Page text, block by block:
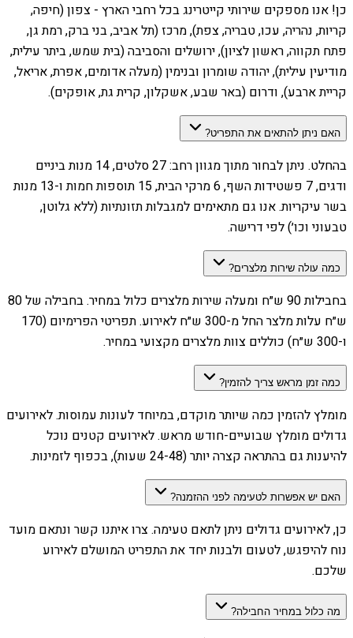
כן! אנו מספקים שירותי קייטרינג בכל רחבי הארץ - צפון (חיפה,
קריות, נהריה, עכו, טבריה, צפת), מרכז (תל אביב, בני ברק, רמת גן,
פתח תקווה, ראשון לציון), ירושלים והסביבה (בית שמש, ביתר עילית,
מודיעין עילית), יהודה שומרון ובנימין (מעלה אדומים, אפרת, אריאל,
קריית ארבע), ודרום (באר שבע, אשקלון, קרית גת, אופקים).
האם ניתן להתאים את התפריט?
בהחלט. ניתן לבחור מתוך מגוון רחב: 27 סלטים, 14 מנות ביניים
ודגים, 7 פשטידות השף, 6 מרקי הבית, 15 תוספות חמות ו-13 מנות
בשר עיקריות. אנו גם מתאימים למגבלות תזונתיות (ללא גלוטן,
טבעוני וכו׳) לפי דרישה.
כמה עולה שירות מלצרים?
בחבילות 90 ש״ח ומעלה שירות מלצרים כלול במחיר. בחבילה של 80
ש״ח עלות מלצר החל מ-300 ש״ח לאירוע. תפריטי הפרימיום (170
ו-300 ש״ח) כוללים צוות מלצרים מקצועי במחיר.
כמה זמן מראש צריך להזמין?
מומלץ להזמין כמה שיותר מוקדם, במיוחד לעונות עמוסות. לאירועים
גדולים מומלץ שבועיים-חודש מראש. לאירועים קטנים נוכל
להיענות גם בהתראה קצרה יותר (24-48 שעות), בכפוף לזמינות.
האם יש אפשרות לטעימה לפני ההזמנה?
כן, לאירועים גדולים ניתן לתאם טעימה. צרו איתנו קשר ונתאם מועד
נוח להיפגש, לטעום ולבנות יחד את התפריט המושלם לאירוע
שלכם.
מה כלול במחיר החבילה?